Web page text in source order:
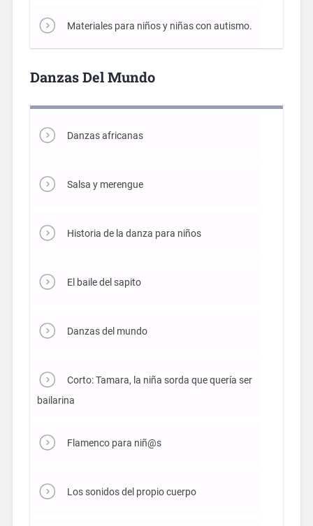
Materiales para niños y niñas con autismo.
Danzas Del Mundo
Danzas africanas
Salsa y merengue
Historia de la danza para niños
El baile del sapito
Danzas del mundo
Corto: Tamara, la niña sorda que quería ser
bailarina
Flamenco para niñ@s
Los sonidos del propio cuerpo